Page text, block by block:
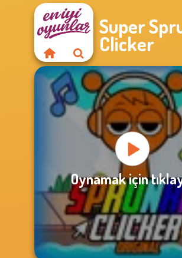
Super
Clicker
Oynamak için